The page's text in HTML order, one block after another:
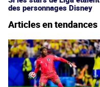
des personnages Disney
Articles en tendances